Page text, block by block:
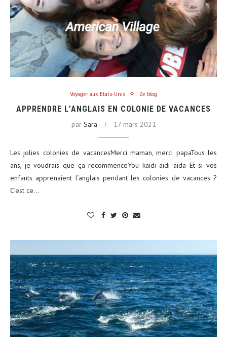
Voyager aux Etats-Unis Ze blog
APPRENDRE L’ANGLAIS EN COLONIE DE VACANCES
par Sara 17 mars 2021
Les jolies colonies de vacancesMerci maman, merci papaTous les
ans, je voudrais que ça recommenceYou kaïdi aïdi aïda Et si vos
enfants apprenaient l’anglais pendant les colonies de vacances ?
C’est ce…